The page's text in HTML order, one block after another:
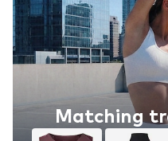
Matching